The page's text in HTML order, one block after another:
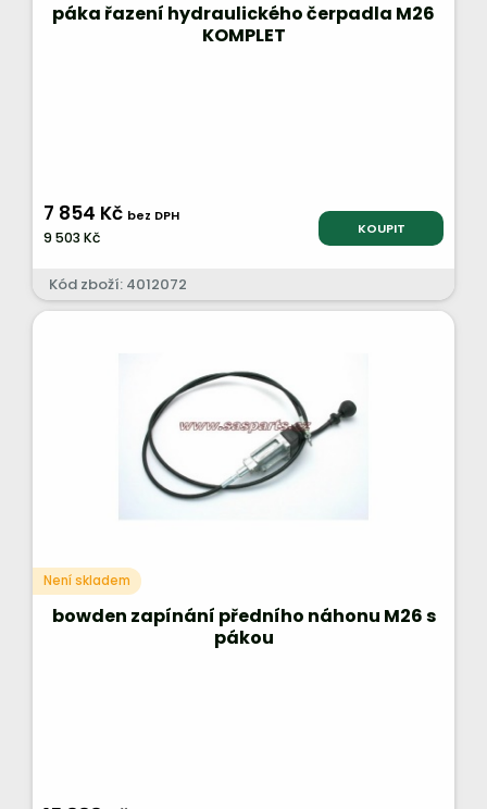
páka řazení hydraulického čerpadla M26
KOMPLET
7 854 Kč bez DPH
9 503 Kč KOUPIT
Kód zboží: 4012072
Není skladem
bowden zapínání předního náhonu M26 s
pákou